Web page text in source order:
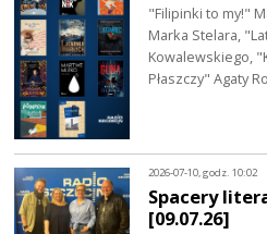
"Filipinki to my!"
Marka Stelara,
Kowalewskiego,
Płaszczy" Agaty
2026-07-10, godz. 10:02
Spacery
[09.07.26]